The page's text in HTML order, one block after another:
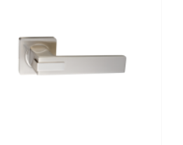
Фабрика «VellDoris»
Коллекция "СТАЙЛ"